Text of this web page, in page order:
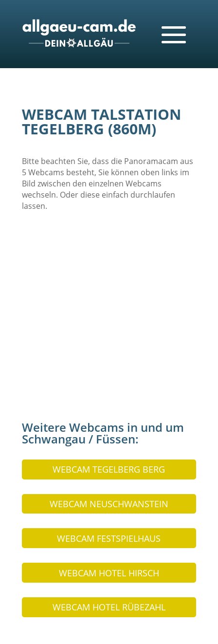
WEBCAM TALSTATION
TEGELBERG (860M)
Bitte beachten Sie, dass die Panoramacam aus
5 Webcams besteht, Sie können oben links im
Bild zwischen den einzelnen Webcams
wechseln. Oder diese einfach durchlaufen
lassen.
Weitere Webcams in und um
Schwangau / Füssen:
WEBCAM TEGELBERG BERG
WEBCAM NEUSCHWANSTEIN
WEBCAM FESTSPIELHAUS
WEBCAM HOTEL HIRSCH
WEBCAM HOTEL RÜBEZAHL